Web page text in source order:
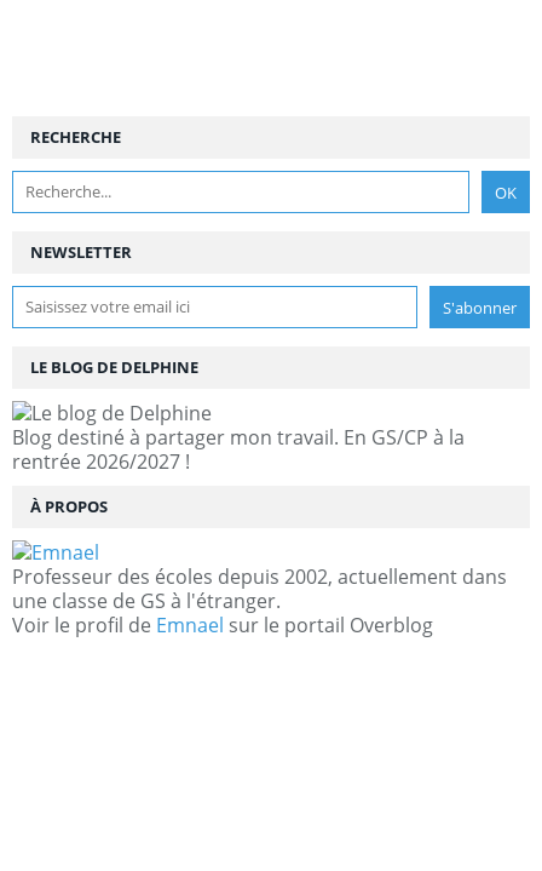
NEWSLETTER
RECHERCHE
LE BLOG DE DELPHINE
Blog destiné à partager mon travail. En GS/CP à la
rentrée 2026/2027 !
À PROPOS
Professeur des écoles depuis 2002, actuellement dans
une classe de GS à l'étranger.
Voir le profil de Emnael sur le portail Overblog